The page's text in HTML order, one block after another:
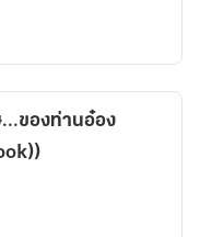
ของท่านอ๋อง